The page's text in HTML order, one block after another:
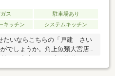
ス
駐車場あり
キッチン システムキッチン
たいならこちらの「戸建 さい
でしょうか。角上魚類大宮店ま